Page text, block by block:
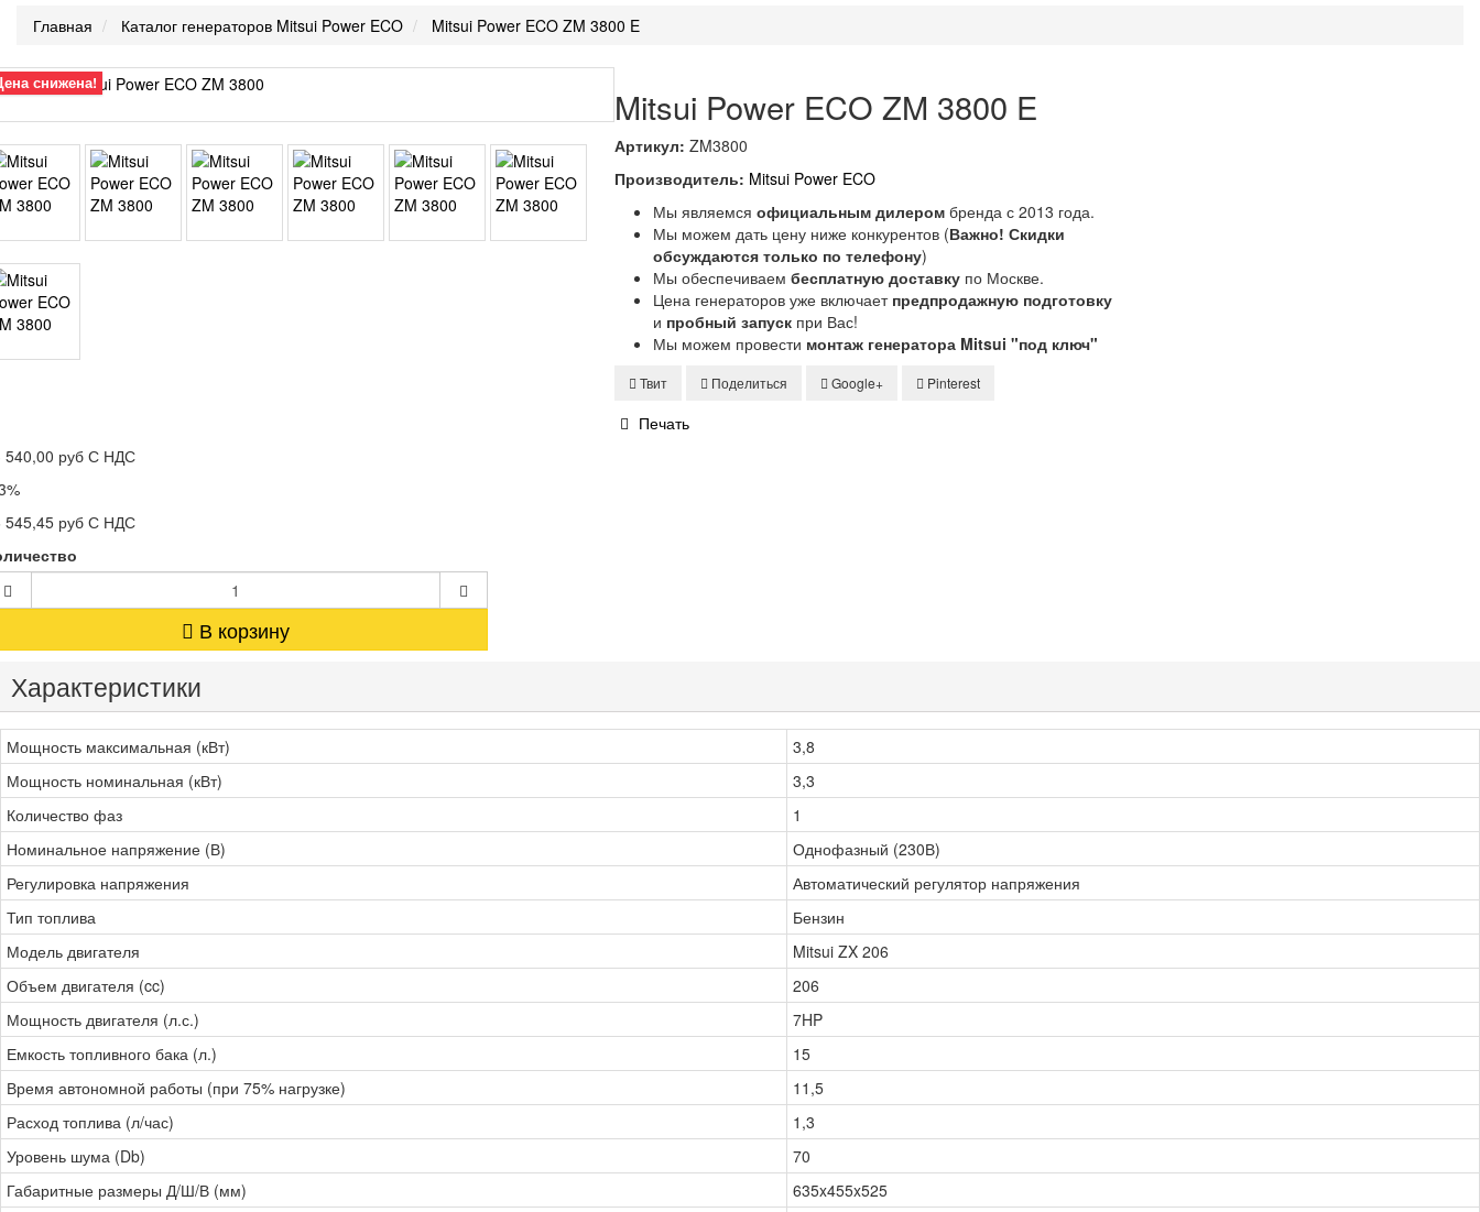
Главная Каталог генераторов Mitsui Power ECO Mitsui Power ECO ZM 3800 E
снижена!
Mitsui Power ECO ZM 3800 E
Артикул: ZM3800
Производитель: Mitsui Power ECO
Мы являемся официальным дилеромбренда с 2013 года.
Мы можем дать цену ниже конкурентов (Важно! Скидки
обсуждаются только по телефону)
Мы обеспечиваем бесплатную доставкупо Москве.
Цена генераторов уже включаетпредпродажную подготовку
и пробный запускпри Вас!
Мы можем провести монтаж генератора Mitsui "под ключ"
Твит Поделиться Google+ Pinterest
Печать
540,00 руб С НДС
545,45 руб С НДС
В корзину
Характеристики
Мощность максимальная (кВт)
3,8
Мощность номинальная (кВт)
3,3
Количество фаз
1
Номинальное напряжение (В)
Однофазный (230В)
Регулировка напряжения
Автоматический регулятор напряжения
Тип топлива
Бензин
Модель двигателя
Mitsui ZX 206
Объем двигателя (cc)
206
Мощность двигателя (л.с.)
7HP
Емкость топливного бака (л.)
15
Время автономной работы (при 75% нагрузке)
11,5
Расход топлива (л/час)
1,3
Уровень шума (Db)
70
Габаритные размеры Д/Ш/В (мм)
635x455x525